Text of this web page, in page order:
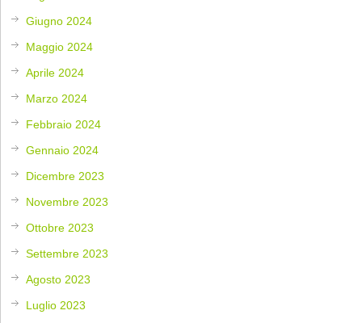
Giugno 2024
Maggio 2024
Aprile 2024
Marzo 2024
Febbraio 2024
Gennaio 2024
Dicembre 2023
Novembre 2023
Ottobre 2023
Settembre 2023
Agosto 2023
Luglio 2023